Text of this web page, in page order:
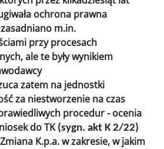
ochrona prawna
m.in.
przy procesach
ale te były wynikiem
zatem na jednostki
za niestworzenie na czas
procedur - ocenia
do TK (sygn. akt K 2/22)
Zmiana K.p.a. w zakresie, w jakim